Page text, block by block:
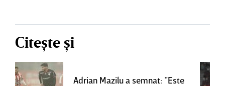
Citește și
Adrian Mazilu a semnat: ”Este